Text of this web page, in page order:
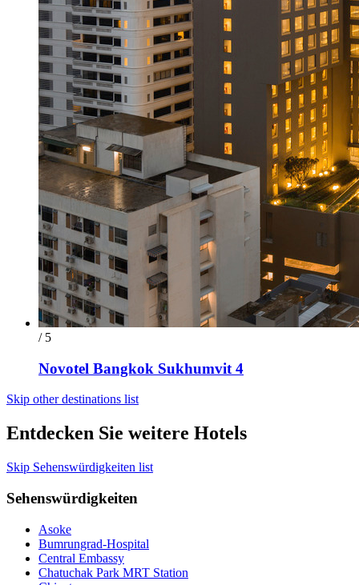
/ 5
Novotel Bangkok Sukhumvit 4
Skip other destinations list
Entdecken Sie weitere Hotels
Skip Sehenswürdigkeiten list
Sehenswürdigkeiten
Asoke
Bumrungrad-Hospital
Central Embassy
Chatuchak Park MRT Station